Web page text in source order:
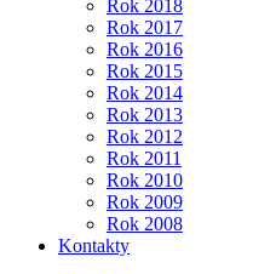
Rok 2018
Rok 2017
Rok 2016
Rok 2015
Rok 2014
Rok 2013
Rok 2012
Rok 2011
Rok 2010
Rok 2009
Rok 2008
Kontakty